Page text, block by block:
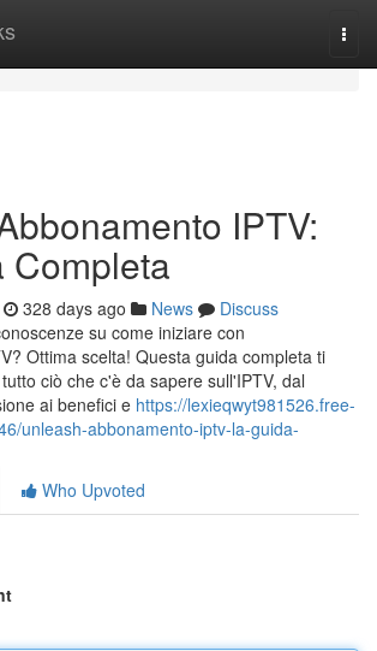
IPTV:
Completa
328 days ago News
Discuss
su come iniziare con
Ottima scelta! Questa guida completa ti
ciò che c'è da sapere sull'IPTV, dal
ai benefici e https://lexieqwyt981526.free-
unleash-abbonamento-iptv-la-guida-
Who Upvoted